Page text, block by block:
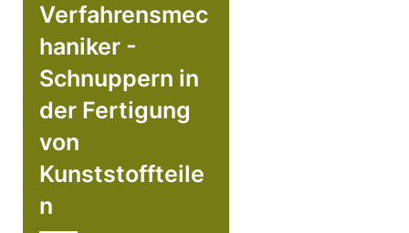
Verfahrensmec
haniker -
Schnuppern in
der Fertigung
von
Kunststoffteile
n